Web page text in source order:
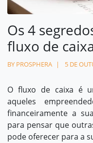
Os 4
fluxo de
BY PROSPHERA 5 DE
O fluxo de caixa é
aqueles
financeiramente a
para pensar que
pode oferecer para a